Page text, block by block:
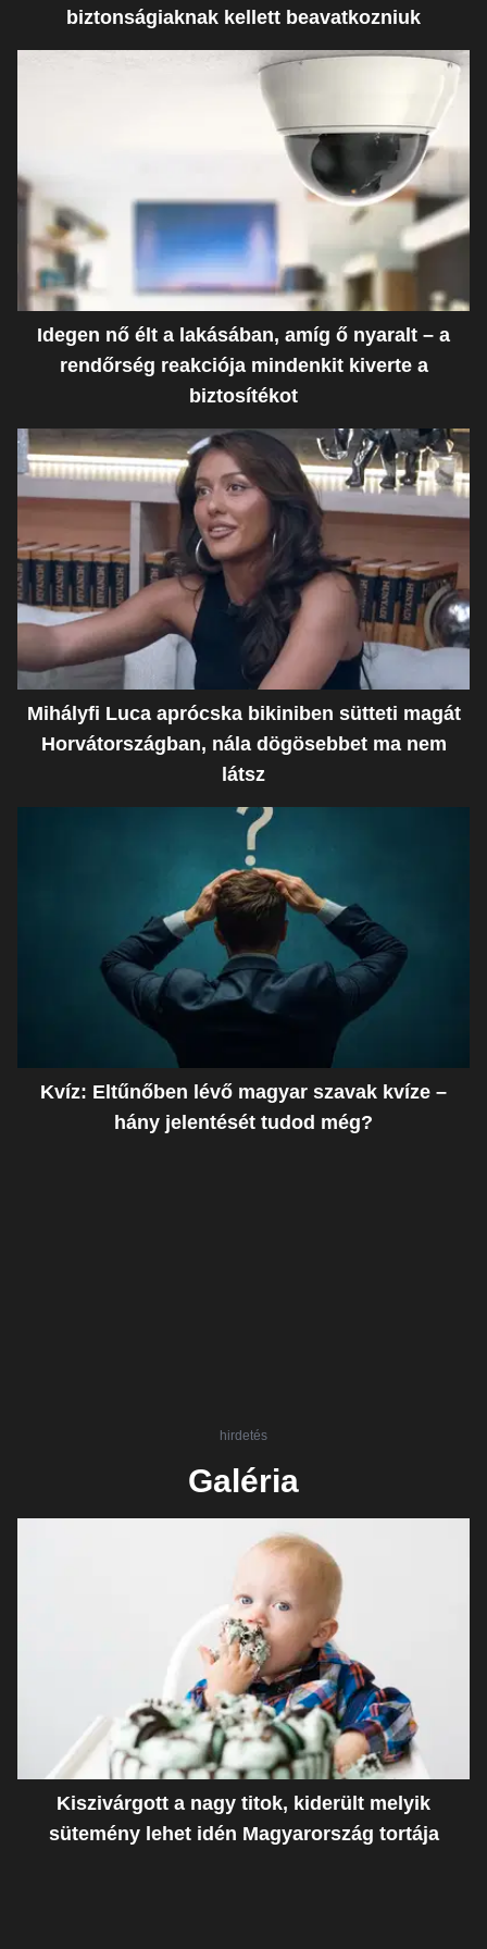
biztonságiaknak kellett beavatkozniuk
Idegen nő élt a lakásában, amíg ő nyaralt – a
rendőrség reakciója mindenkit kiverte a
biztosítékot
Mihályfi Luca aprócska bikiniben sütteti magát
Horvátországban, nála dögösebbet ma nem
látsz
Kvíz: Eltűnőben lévő magyar szavak kvíze –
hány jelentését tudod még?
hirdetés
Galéria
Kiszivárgott a nagy titok, kiderült melyik
sütemény lehet idén Magyarország tortája